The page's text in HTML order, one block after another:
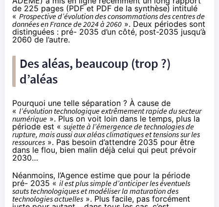
de 225 pages (PDFet PDF de la synthèse) intitulé
« Prospective d’évolution des consommations des centres de
données en France de 2024 à 2060 ». Deux périodes sont
distinguées : pré- 2035 d’un côté, post-2035 jusqu’à
2060 de l’autre.
Des aléas, beaucoup (trop ?)
d’aléas
Pourquoi une telle séparation ? À cause de
« l’évolution technologique extrêmement rapide du secteur
numérique ». Plus on voit loin dans le temps, plus la
période est « sujette à l’émergence de technologies de
rupture, mais aussi aux aléas climatiques et tensions sur les
ressources ». Pas besoin d’attendre 2035 pour être
dans le flou, bien malin déjà celui qui peut prévoir
2030…
Néanmoins, l’Agence estime que pour la période
pré- 2035 « il est plus simple d’anticiper les éventuels
sauts technologiques et modéliser la maturation des
technologies actuelles ». Plus facile, pas forcément